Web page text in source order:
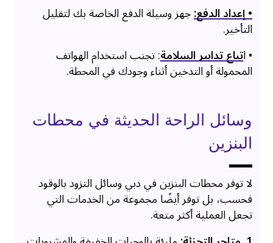
• إعداد الدفع:جهز وسيلة الدفع الخاصة بك لتقليل
التأخير.
• اتباع تدابير السلامة: تجنب استخدام الهواتف
المحمولة أو التدخين أثناء وجودك في المحطة.
وسائل الراحة الحديثة في محطات
البنزين
لا توفر محطات البنزين في دبي وسائل التزود بالوقود
فحسب، بل توفر أيضًا مجموعة من الخدمات التي
تجعل العملية أكثر متعة.